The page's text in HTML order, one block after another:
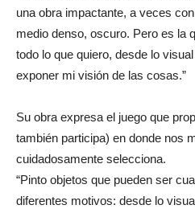
una obra impactante, a veces
medio denso, oscuro. Pero es la
todo lo que quiero, desde lo
exponer mi visión de las cosas.”
Su obra expresa el juego que
también participa) en donde nos
cuidadosamente selecciona.
“Pinto objetos que pueden ser
diferentes motivos: desde lo